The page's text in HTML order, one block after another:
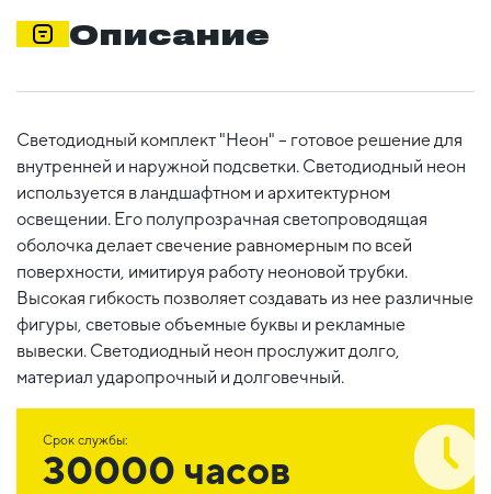
Описание
Светодиодный комплект "Неон" – готовое решение для
внутренней и наружной подсветки. Светодиодный неон
используется в ландшафтном и архитектурном
освещении. Его полупрозрачная светопроводящая
оболочка делает свечение равномерным по всей
поверхности, имитируя работу неоновой трубки.
Высокая гибкость позволяет создавать из нее различные
фигуры, световые объемные буквы и рекламные
вывески. Светодиодный неон прослужит долго,
материал ударопрочный и долговечный.
Срок службы:
30000 часов